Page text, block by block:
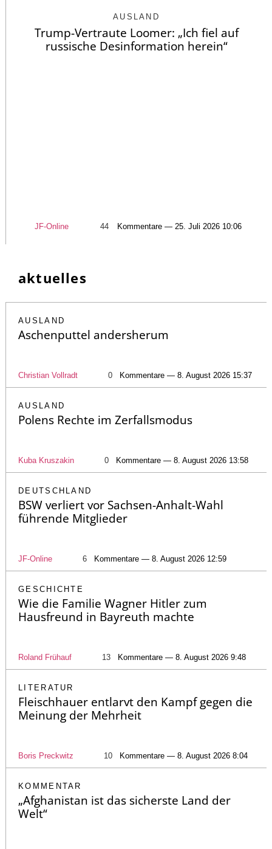
AUSLAND
Trump-Vertraute Loomer: „Ich fiel auf
russische Desinformation herein“
JF-Online 44 Kommentare — 25. Juli 2026 10:06
aktuelles
AUSLAND
Aschenputtel andersherum
Christian Vollradt 0 Kommentare — 8. August 2026 15:37
AUSLAND
Polens Rechte im Zerfallsmodus
Kuba Kruszakin 0 Kommentare — 8. August 2026 13:58
DEUTSCHLAND
BSW verliert vor Sachsen-Anhalt-Wahl
führende Mitglieder
JF-Online 6 Kommentare — 8. August 2026 12:59
GESCHICHTE
Wie die Familie Wagner Hitler zum
Hausfreund in Bayreuth machte
Roland Frühauf 13 Kommentare — 8. August 2026 9:48
LITERATUR
Fleischhauer entlarvt den Kampf gegen die
Meinung der Mehrheit
Boris Preckwitz 10 Kommentare — 8. August 2026 8:04
KOMMENTAR
„Afghanistan ist das sicherste Land der
Welt“